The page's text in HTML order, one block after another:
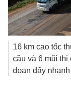
16 km cao tốc
cầu và 6 mũi
đoạn đẩy